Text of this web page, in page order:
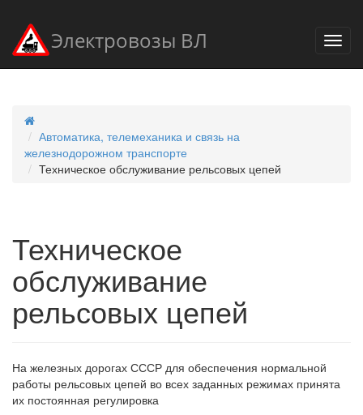
Электровозы ВЛ
Автоматика, телемеханика и связь на
железнодорожном транспорте
Техническое обслуживание рельсовых цепей
Техническое
обслуживание
рельсовых цепей
На железных дорогах СССР для обеспечения нормальной
работы рельсовых цепей во всех заданных режимах принята
их постоянная регулировка